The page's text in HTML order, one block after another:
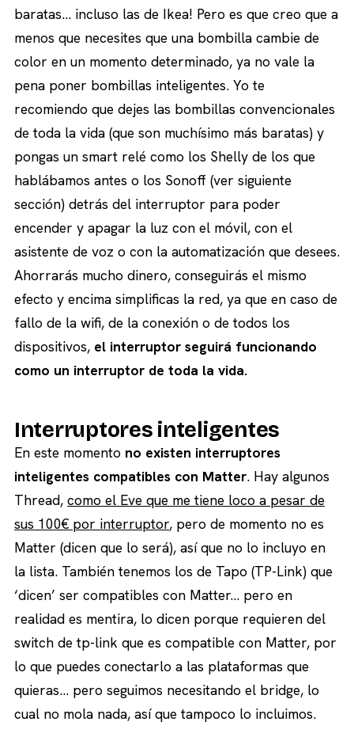
baratas… incluso las de Ikea! Pero es que creo que a
menos que necesites que una bombilla cambie de
color en un momento determinado, ya no vale la
pena poner bombillas inteligentes. Yo te
recomiendo que dejes las bombillas convencionales
de toda la vida (que son muchísimo más baratas) y
pongas un smart relé como los Shelly de los que
hablábamos antes o los Sonoff (ver siguiente
sección) detrás del interruptor para poder
encender y apagar la luz con el móvil, con el
asistente de voz o con la automatización que desees.
Ahorrarás mucho dinero, conseguirás el mismo
efecto y encima simplificas la red, ya que en caso de
fallo de la wifi, de la conexión o de todos los
dispositivos, el interruptor seguirá funcionando
como un interruptor de toda la vida.
Interruptores inteligentes
En este momento no existen interruptores
inteligentes compatibles con Matter. Hay algunos
Thread, como el Eve que me tiene loco a pesar de
sus 100€ por interruptor, pero de momento no es
Matter (dicen que lo será), así que no lo incluyo en
la lista. También tenemos los de Tapo (TP-Link) que
‘dicen’ ser compatibles con Matter… pero en
realidad es mentira, lo dicen porque requieren del
switch de tp-link que es compatible con Matter, por
lo que puedes conectarlo a las plataformas que
quieras… pero seguimos necesitando el bridge, lo
cual no mola nada, así que tampoco lo incluimos.